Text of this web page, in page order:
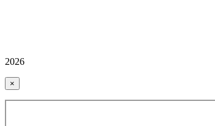
2026
×